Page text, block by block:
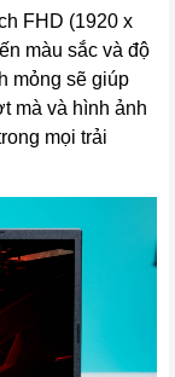
FHD (1920 x
màu sắc và độ
mỏng sẽ giúp
mà và hình ảnh
mọi trải